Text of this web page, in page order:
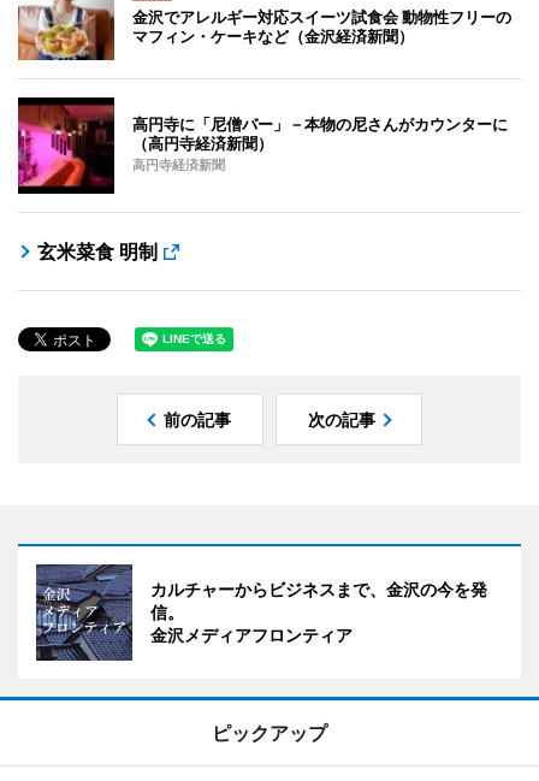
金沢でアレルギー対応スイーツ試食会 動物性フリーの
マフィン・ケーキなど（金沢経済新聞）
高円寺に「尼僧バー」－本物の尼さんがカウンターに
（高円寺経済新聞）
高円寺経済新聞
玄米菜食 明制
前の記事 次の記事
カルチャーからビジネスまで、金沢の今を発
信。
金沢メディアフロンティア
ピックアップ